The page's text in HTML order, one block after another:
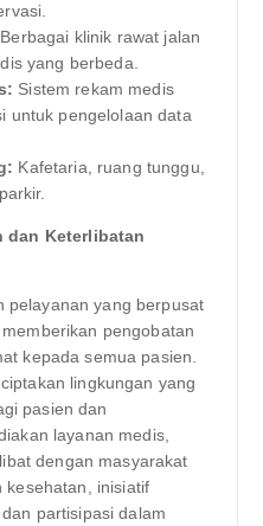
Berbagai klinik rawat jalan
yang berbeda.
Sistem rekam medis
untuk pengelolaan data
Kafetaria, ruang tunggu,
dan Keterlibatan
pelayanan yang berpusat
pengobatan
kepada semua pasien.
lingkungan yang
pasien dan
layanan medis,
dengan masyarakat
kesehatan, inisiatif
partisipasi dalam